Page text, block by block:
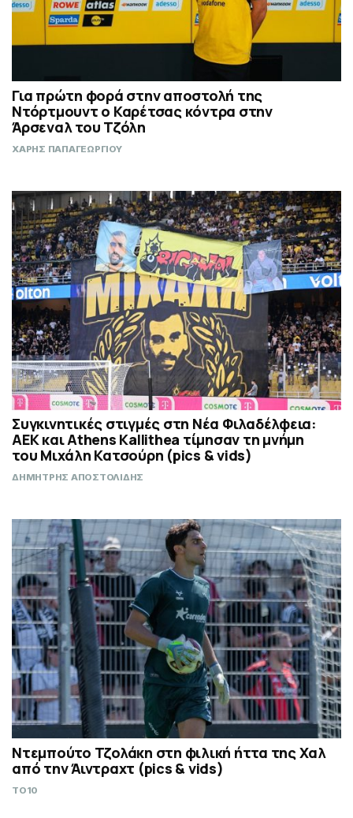
Για πρώτη φορά στην αποστολή της
Ντόρτμουντ ο Καρέτσας κόντρα στην
Άρσεναλ του Τζόλη
ΧΑΡΗΣ ΠΑΠΑΓΕΩΡΓΙΟΥ
Συγκινητικές στιγμές στη Νέα Φιλαδέλφεια:
ΑΕΚ και Athens Kallithea τίμησαν τη μνήμη
του Μιχάλη Κατσούρη (pics & vids)
ΔΗΜΗΤΡΗΣ ΑΠΟΣΤΟΛΙΔΗΣ
Ντεμπούτο Τζολάκη στη φιλική ήττα της Χαλ
από την Άιντραχτ (pics & vids)
TO10